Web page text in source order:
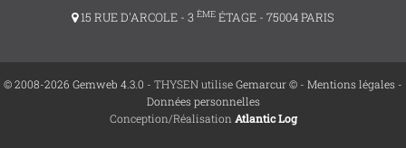
15 RUE D'ARCOLE - 3 ÈME ÉTAGE - 75004 PARIS
© 2008-2026 Gemweb 4.3.0 - THYSEN utiliseGemarcur © - Mentions légales -
Données personnelles
Conception/Réalisation Atlantic Log